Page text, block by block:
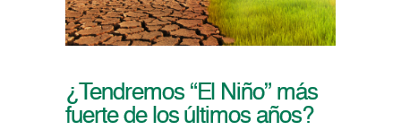
¿Tendremos “El Niño” más
fuerte de los últimos años?